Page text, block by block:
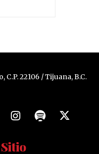
C.P. 22106 / Tijuana, B.C.